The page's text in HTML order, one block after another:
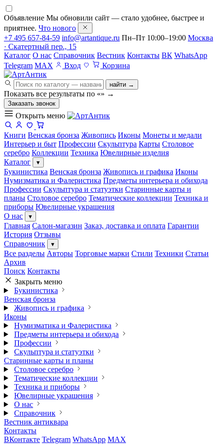
Объявление Мы обновили сайт — стало удобнее, быстрее и
приятнее. Что нового
+7 495 657-84-59 info@artantique.ru Пн–Пт 10:00–19:00 Москва
· Скатертный пер., 15
Каталог О нас Справочник Вестник Контакты ВК WhatsApp
Telegram MAX Вход Корзина
найти →
Показать все результаты по «» →
Заказать звонок
Открыть меню
Книги Венская бронза Живопись Иконы Монеты и медали
Интерьер и быт Профессии Скульптура Карты Столовое
серебро Коллекции Техника Ювелирные изделия
Каталог
▾
Букинистика Венская бронза Живопись и графика Иконы
Нумизматика и Фалеристика Предметы интерьера и обихода
Профессии Скульптура и статуэтки Старинные карты и
планы Столовое серебро Тематические коллекции Техника и
приборы Ювелирные украшения
О нас
▾
Главная Салон-магазин Заказ, доставка и оплата Гарантии
История Отзывы
Справочник
▾
Все разделы Авторы Торговые марки Стили Техники Статьи
Архив
Поиск Контакты
Закрыть меню
Букинистика
Венская бронза
Живопись и графика
Иконы
Нумизматика и Фалеристика
Предметы интерьера и обихода
Профессии
Скульптура и статуэтки
Старинные карты и планы
Столовое серебро
Тематические коллекции
Техника и приборы
Ювелирные украшения
О нас
Справочник
Вестник антиквара
Контакты
ВКонтакте Telegram WhatsApp MAX